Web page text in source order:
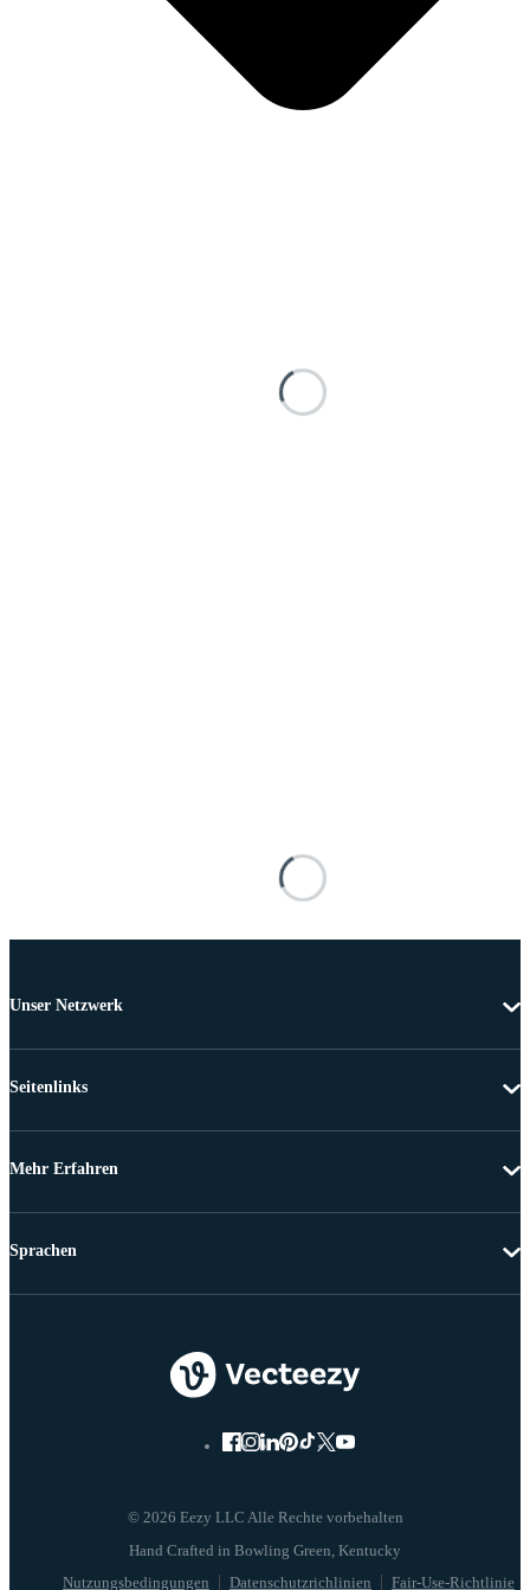
Unser Netzwerk
Seitenlinks
Mehr Erfahren
© 2026 Eezy LLC Alle Rechte vorbehalten
Nutzungsbedingungen Datenschutzrichlinien Fair-Use-Richtlinie
Sprachen